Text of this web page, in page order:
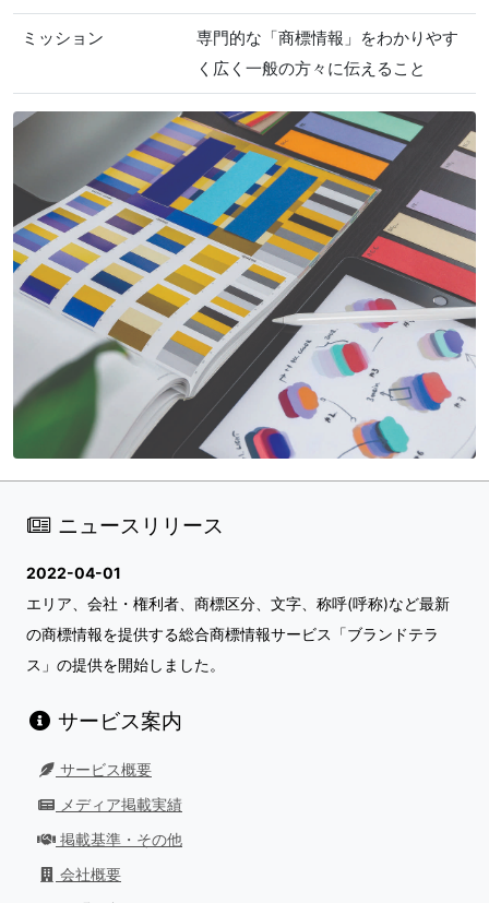
ミッション
専門的な「商標情報」をわかりやす
く広く一般の方々に伝えること
ニュースリリース
2022-04-01
エリア、会社・権利者、商標区分、文字、称呼(呼称)など最新
の商標情報を提供する総合商標情報サービス「ブランドテラ
ス」の提供を開始しました。
サービス案内
サービス概要
メディア掲載実績
掲載基準・その他
会社概要